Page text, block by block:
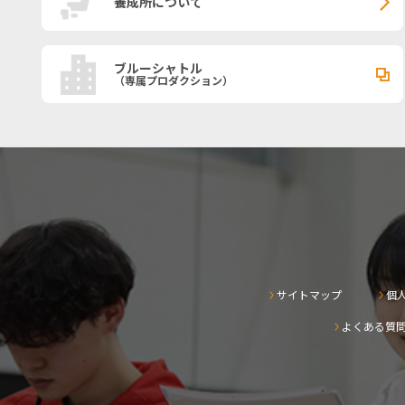
ブルーシャトル
（専属プロダクション）
サイトマップ 個
よくある質